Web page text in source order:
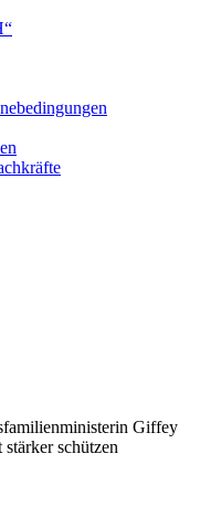
Giffey
schützen